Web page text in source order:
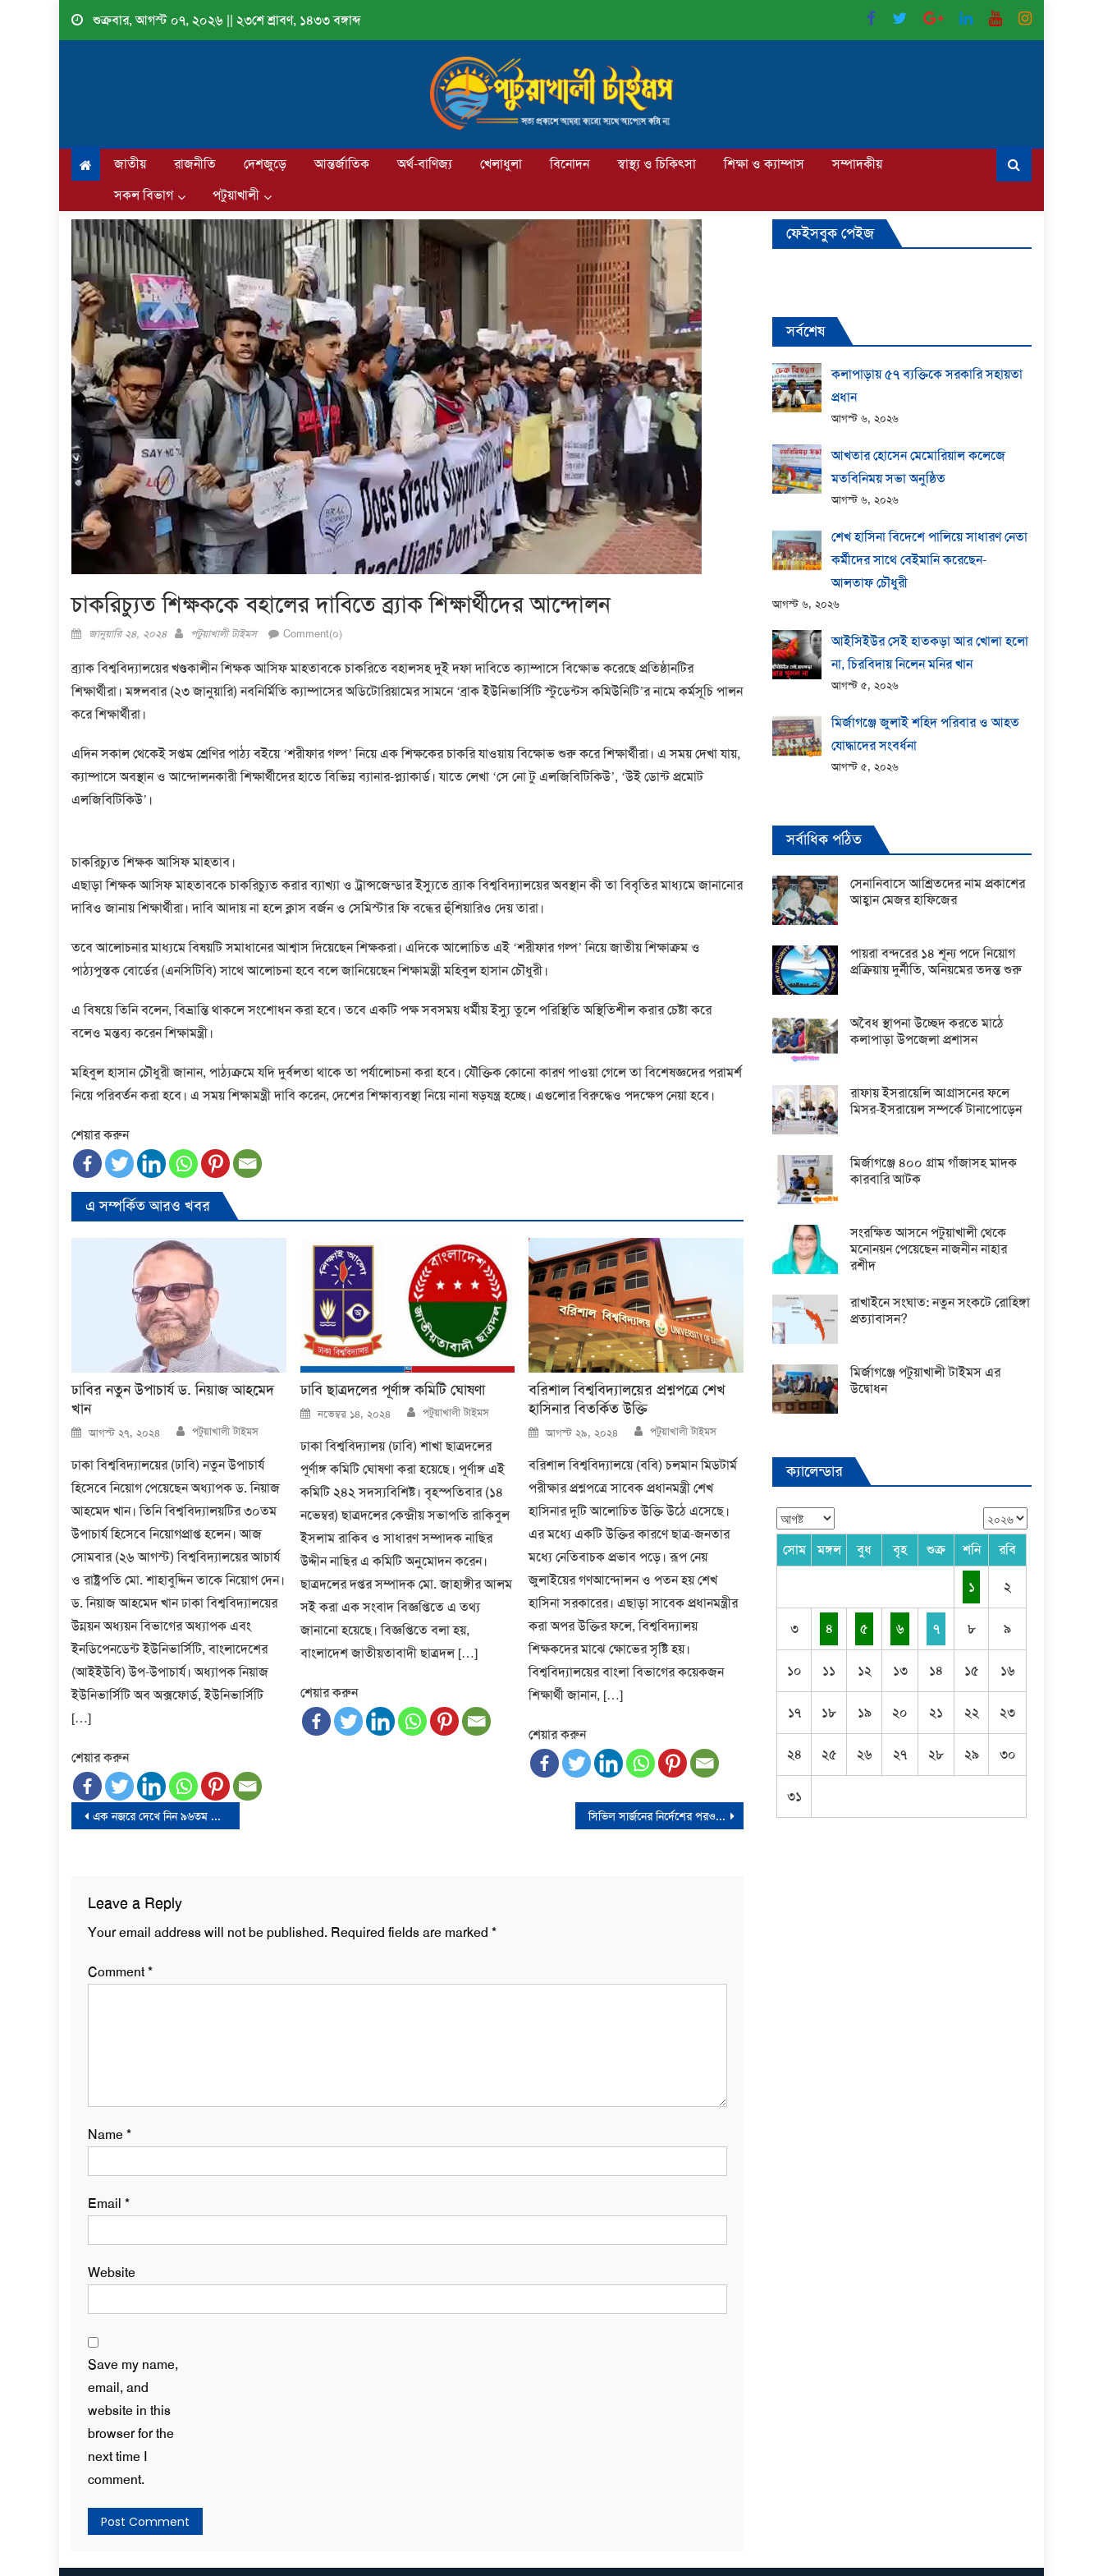
Skip
শুক্রবার, আগস্ট ০৭, ২০২৬ || ২৩শে শ্রাবণ, ১৪৩৩ বঙ্গাব্দ
জাতীয় রাজনীতি দেশজুড়ে আন্তর্জাতিক অর্থ-বাণিজ্য খেলাধুলা বিনোদন স্বাস্থ্য ও চিকিৎসা শিক্ষা ও ক্যাম্পাস
সম্পাদকীয়
সকল বিভাগ
পটুয়াখালী
চাকরিচ্যুত শিক্ষককে বহালের দাবিতে ব্র্যাক শিক্ষার্থীদের আন্দোলন
Posted
জানুয়ারি ২৪, ২০২৪ Author
পটুয়াখালী টাইমস Comment(০)
ব্র্যাক বিশ্ববিদ্যালয়ের খণ্ডকালীন শিক্ষক আসিফ মাহতাবকে চাকরিতে বহালসহ দুই দফা দাবিতে ক্যাম্পাসে বিক্ষোভ করেছে প্রতিষ্ঠানটির
শিক্ষার্থীরা। মঙ্গলবার (২৩ জানুয়ারি) নবনির্মিতি ক্যাম্পাসের অডিটোরিয়ামের সামনে ‘ব্রাক ইউনিভার্সিটি স্টুডেন্টস কমিউনিটি’র নামে কর্মসূচি পালন
করে শিক্ষার্থীরা।
এদিন সকাল থেকেই সপ্তম শ্রেণির পাঠ্য বইয়ে ‘শরীফার গল্প’ নিয়ে এক শিক্ষকের চাকরি যাওয়ায় বিক্ষোভ শুরু করে শিক্ষার্থীরা। এ সময় দেখা যায়,
ক্যাম্পাসে অবস্থান ও আন্দোলনকারী শিক্ষার্থীদের হাতে বিভিন্ন ব্যানার-প্ল্যাকার্ড। যাতে লেখা ‘সে নো টু এলজিবিটিকিউ’, ‘উই ডোন্ট প্রমোট
এলজিবিটিকিউ’।
চাকরিচ্যুত শিক্ষক আসিফ মাহতাব।
এছাড়া শিক্ষক আসিফ মাহতাবকে চাকরিচ্যুত করার ব্যাখ্যা ও ট্রান্সজেন্ডার ইস্যুতে ব্র্যাক বিশ্ববিদ্যালয়ের অবস্থান কী তা বিবৃতির মাধ্যমে জানানোর
দাবিও জানায় শিক্ষার্থীরা। দাবি আদায় না হলে ক্লাস বর্জন ও সেমিস্টার ফি বন্ধের হুঁশিয়ারিও দেয় তারা।
তবে আলোচনার মাধ্যমে বিষয়টি সমাধানের আশ্বাস দিয়েছেন শিক্ষকরা। এদিকে আলোচিত এই ‘শরীফার গল্প’ নিয়ে জাতীয় শিক্ষাক্রম ও
পাঠ্যপুস্তক বোর্ডের (এনসিটিবি) সাথে আলোচনা হবে বলে জানিয়েছেন শিক্ষামন্ত্রী মহিবুল হাসান চৌধুরী।
এ বিষয়ে তিনি বলেন, বিভ্রান্তি থাকলে সংশোধন করা হবে। তবে একটি পক্ষ সবসময় ধর্মীয় ইস্যু তুলে পরিস্থিতি অস্থিতিশীল করার চেষ্টা করে
বলেও মন্তব্য করেন শিক্ষামন্ত্রী।
মহিবুল হাসান চৌধুরী জানান, পাঠ্যক্রমে যদি দুর্বলতা থাকে তা পর্যালোচনা করা হবে। যৌক্তিক কোনো কারণ পাওয়া গেলে তা বিশেষজ্ঞদের পরামর্শ
নিয়ে পরিবর্তন করা হবে। এ সময় শিক্ষামন্ত্রী দাবি করেন, দেশের শিক্ষাব্যবস্থা নিয়ে নানা ষড়যন্ত্র হচ্ছে। এগুলোর বিরুদ্ধেও পদক্ষেপ নেয়া হবে।
শেয়ার করুন
এ সম্পর্কিত আরও খবর
ঢাবির নতুন উপাচার্য ড. নিয়াজ আহমেদ
খান
Posted
on
আগস্ট ২৭, ২০২৪ Author
পটুয়াখালী টাইমস
ঢাকা বিশ্ববিদ্যালয়ের (ঢাবি) নতুন উপাচার্য
হিসেবে নিয়োগ পেয়েছেন অধ্যাপক ড. নিয়াজ
আহমেদ খান। তিনি বিশ্ববিদ্যালয়টির ৩০তম
উপাচার্য হিসেবে নিয়োগপ্রাপ্ত হলেন। আজ
সোমবার (২৬ আগস্ট) বিশ্ববিদ্যালয়ের আচার্য
ও রাষ্ট্রপতি মো. শাহাবুদ্দিন তাকে নিয়োগ দেন।
ড. নিয়াজ আহমেদ খান ঢাকা বিশ্ববিদ্যালয়ের
উন্নয়ন অধ্যয়ন বিভাগের অধ্যাপক এবং
ইনডিপেনডেন্ট ইউনিভার্সিটি, বাংলাদেশের
(আইইউবি) উপ-উপাচার্য। অধ্যাপক নিয়াজ
ইউনিভার্সিটি অব অক্সফোর্ড, ইউনিভার্সিটি
[…]
শেয়ার করুন
ঢাবি ছাত্রদলের পূর্ণাঙ্গ কমিটি ঘোষণা
Posted
on
নভেম্বর ১৪, ২০২৪ Author
পটুয়াখালী টাইমস
ঢাকা বিশ্ববিদ্যালয় (ঢাবি) শাখা ছাত্রদলের
পূর্ণাঙ্গ কমিটি ঘোষণা করা হয়েছে। পূর্ণাঙ্গ এই
কমিটি ২৪২ সদস্যবিশিষ্ট। বৃহস্পতিবার (১৪
নভেম্বর) ছাত্রদলের কেন্দ্রীয় সভাপতি রাকিবুল
ইসলাম রাকিব ও সাধারণ সম্পাদক নাছির
উদ্দীন নাছির এ কমিটি অনুমোদন করেন।
ছাত্রদলের দপ্তর সম্পাদক মো. জাহাঙ্গীর আলম
সই করা এক সংবাদ বিজ্ঞপ্তিতে এ তথ্য
জানানো হয়েছে। বিজ্ঞপ্তিতে বলা হয়,
বাংলাদেশ জাতীয়তাবাদী ছাত্রদল […]
শেয়ার করুন
বরিশাল বিশ্ববিদ্যালয়ের প্রশ্নপত্রে শেখ
হাসিনার বিতর্কিত উক্তি
Posted
on
আগস্ট ২৯, ২০২৪ Author
পটুয়াখালী টাইমস
বরিশাল বিশ্ববিদ্যালয়ে (ববি) চলমান মিডটার্ম
পরীক্ষার প্রশ্নপত্রে সাবেক প্রধানমন্ত্রী শেখ
হাসিনার দুটি আলোচিত উক্তি উঠে এসেছে।
এর মধ্যে একটি উক্তির কারণে ছাত্র-জনতার
মধ্যে নেতিবাচক প্রভাব পড়ে। রূপ নেয়
জুলাইয়ের গণআন্দোলন ও পতন হয় শেখ
হাসিনা সরকারের। এছাড়া সাবেক প্রধানমন্ত্রীর
করা অপর উক্তির ফলে, বিশ্ববিদ্যালয়
শিক্ষকদের মাঝে ক্ষোভের সৃষ্টি হয়।
বিশ্ববিদ্যালয়ের বাংলা বিভাগের কয়েকজন
শিক্ষার্থী জানান, […]
শেয়ার করুন
Post
এক নজরে দেখে নিন ৯৬তম অস্কারের চূড়ান্ত মনোনয়ন তালিকা সিভিল সার্জনের নির্দেশের পরও বাউফলে বন্ধ হয়নি অনিবন্ধিত ক্লিনিক
Leave a Reply
Your email address will not be published. Required fields are marked *
Comment*
Name*
Email *
Website
Save my name,
email, and
website in this
browser for the
next time I
comment.
ফেইসবুক পেইজ
সর্বশেষ
কলাপাড়ায় ​৫৭ ব্যক্তিকে সরকারি সহায়তা
প্রধান
আগস্ট ৬, ২০২৬
আখতার হোসেন মেমোরিয়াল কলেজে
মতবিনিময় সভা অনুষ্ঠিত
আগস্ট ৬, ২০২৬
শেখ হাসিনা বিদেশে পালিয়ে সাধারণ নেতা
কর্মীদের সাথে বেইমানি করেছেন-
আলতাফ চৌধুরী
আগস্ট ৬, ২০২৬
আইসিইউর সেই হাতকড়া আর খোলা হলো
না, চিরবিদায় নিলেন মনির খান
আগস্ট ৫, ২০২৬
মির্জাগঞ্জে জুলাই শহিদ পরিবার ও আহত
যোদ্ধাদের সংবর্ধনা
আগস্ট ৫, ২০২৬
সর্বাধিক পঠিত
সেনানিবাসে আশ্রিতদের নাম প্রকাশের
আহ্বান মেজর হাফিজের
পায়রা বন্দরের ১৪ শূন্য পদে নিয়োগ
প্রক্রিয়ায় দুর্নীতি, অনিয়মের তদন্ত শুরু
অবৈধ স্থাপনা উচ্ছেদ করতে মাঠে
কলাপাড়া উপজেলা প্রশাসন
রাফায় ইসরায়েলি আগ্রাসনের ফলে
মিসর-ইসরায়েল সম্পর্কে টানাপোড়েন
মির্জাগঞ্জে ৪০০ গ্রাম গাঁজাসহ মাদক
কারবারি আটক
সংরক্ষিত আসনে পটুয়াখালী থেকে
মনোনয়ন পেয়েছেন নাজনীন নাহার
রশীদ
রাখাইনে সংঘাত: নতুন সংকটে রোহিঙ্গা
প্রত্যাবাসন?
মির্জাগঞ্জে পটুয়াখালী টাইমস এর
উদ্বোধন
ক্যালেন্ডার
সোম মঙ্গল বুধ বৃহ শুক্র শনি রবি
১ ২
৩ ৪ ৫ ৬ ৭ ৮ ৯
১০ ১১ ১২ ১৩ ১৪ ১৫ ১৬
১৭ ১৮ ১৯ ২০ ২১ ২২ ২৩
২৪ ২৫ ২৬ ২৭ ২৮ ২৯ ৩০
৩১